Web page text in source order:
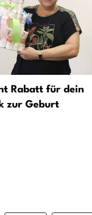
Rabatt für dein
zur Geburt